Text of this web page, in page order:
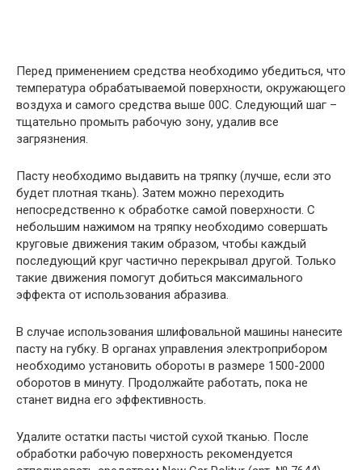
Перед применением средства необходимо убедиться, что
температура обрабатываемой поверхности, окружающего
воздуха и самого средства выше 00С. Следующий шаг –
тщательно промыть рабочую зону, удалив все
загрязнения.
Пасту необходимо выдавить на тряпку (лучше, если это
будет плотная ткань). Затем можно переходить
непосредственно к обработке самой поверхности. С
небольшим нажимом на тряпку необходимо совершать
круговые движения таким образом, чтобы каждый
последующий круг частично перекрывал другой. Только
такие движения помогут добиться максимального
эффекта от использования абразива.
В случае использования шлифовальной машины нанесите
пасту на губку. В органах управления электроприбором
необходимо установить обороты в размере 1500-2000
оборотов в минуту. Продолжайте работать, пока не
станет видна его эффективность.
Удалите остатки пасты чистой сухой тканью. После
обработки рабочую поверхность рекомендуется